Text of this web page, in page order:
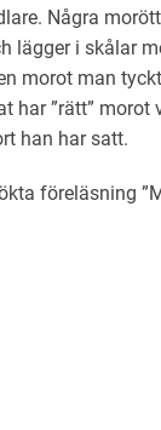
Några
lägger i skålar
morot man
har ”rätt” morot
han har satt.
föreläsning